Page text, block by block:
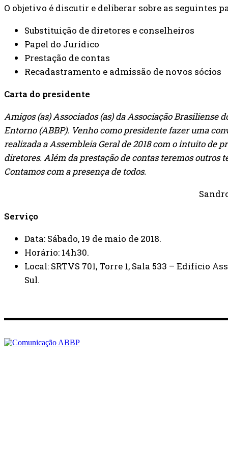
O objetivo é discutir e deliberar sobre as seguintes
Substituição de diretores e conselheiros
Papel do Jurídico
Prestação de contas
Recadastramento e admissão de novos sócios
Carta do presidente
Amigos (as) Associados (as) da Associação Brasiliense
Entorno (ABBP). Venho como presidente fazer uma
realizada a Assembleia Geral de 2018 com o intuito de
diretores. Além da prestação de contas teremos outros
Contamos com a presença de todos.
Serviço
Data: Sábado, 19 de maio de 2018.
Horário: 14h30.
Local: SRTVS 701, Torre 1, Sala 533 – Edifício
Sul.